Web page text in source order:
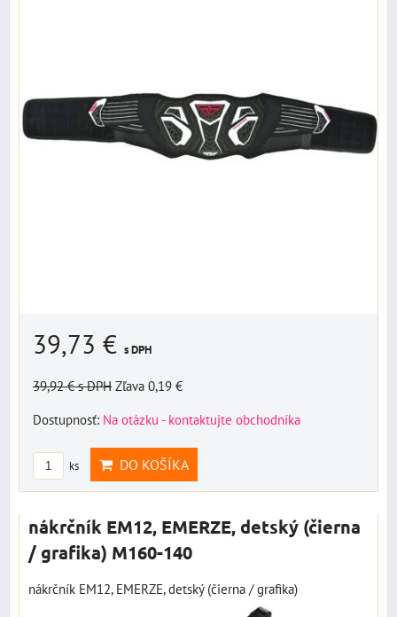
39,73 € s DPH
39,92 €s DPH Zľava 0,19 €
Dostupnosť: Na otázku - kontaktujte obchodníka
ks DO KOŠÍKA
nákrčník EM12, EMERZE, detský (čierna
/ grafika) M160-140
nákrčník EM12, EMERZE, detský (čierna / grafika)